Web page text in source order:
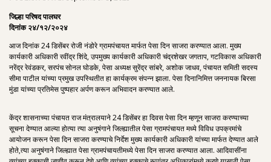
जिल्हा परिषद पालघर
दिनांक २४/१२/२०२४
आज दिनांक 24 डिसेंबर रोजी नंडोरे ग्रामपंचायत मार्फत पेसा दिन साजरा करण्यात आला. मुख्य
कार्यकारी अधिकारी रवींद्र शिंदे, उपमुख्य कार्यकारी अधिकारी चंद्रशेखर जगताप, गटविकास अधिकारी
नरेंद्र रेवंडकर, सरपंच सोनल घोडके, पेसा अध्यक्ष सुरेंद्र सांबरे, अशोक जाधव, पंचायत समिती सदस्य
सीमा पाटील यांच्या प्रमुख उपस्थितीत हा कार्यक्रम संपन्न झाला. पेसा दिनानिमित्त जननायक बिरसा
मुंडा यांच्या प्रतिमेस पुष्पहार अर्पण करून अभिवादन करण्यात आले.
केंद्र शासनाच्या पंचायत राज मंत्रालयाने 24 डिसेंबर हा दिवस पेसा दिन म्हणून साजरा करण्याच्या
सूचना देण्यात आल्या होत्या त्या अनुषंगाने जिल्ह्यातील पेसा ग्रामपंचायत मध्ये विविध उपक्रमांचे
आयोजन करून पेसा दिन साजरा करण्याचे निर्देश मुख्य कार्यकारी अधिकारी यांच्या मार्फत देण्यात आले
होते,त्या अनुषंगाने जिल्ह्यात पेसा ग्रामपंचायतीमध्ये पेसा दिन साजरा करण्यात आला. आदिवासींना